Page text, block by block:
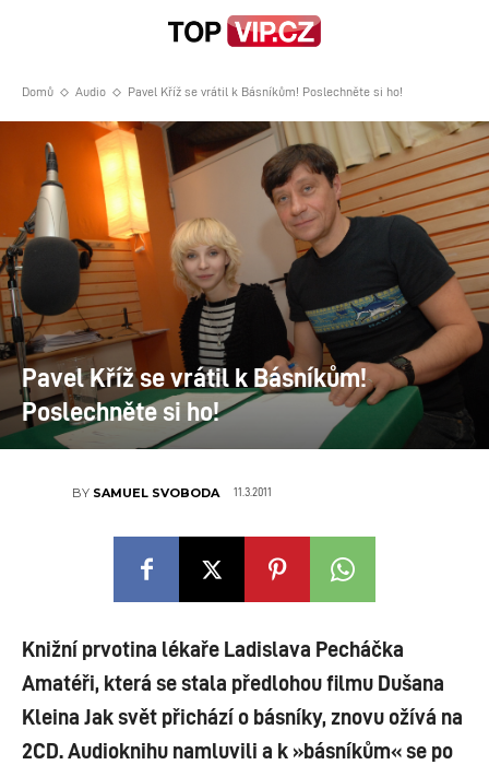
Domů Audio Pavel Kříž se vrátil k Básníkům! Poslechněte si ho!
Pavel Kříž se vrátil k Básníkům!
Poslechněte si ho!
BY SAMUEL SVOBODA 11.3.2011
Knižní prvotina lékaře Ladislava Pecháčka
Amatéři, která se stala předlohou filmu Dušana
Kleina Jak svět přichází o básníky, znovu ožívá na
2CD. Audioknihu namluvili a k »básníkům« se po